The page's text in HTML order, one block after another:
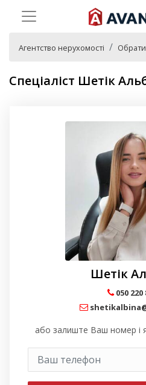
Агентство нерухомості
Спеціаліст Шетік
Шетік
050 220
або залиште Ваш номер і